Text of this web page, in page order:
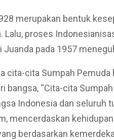
merupakan bentuk
Lalu, proses
Juanda pada 1957
cita-cita Sumpah
bangsa, “Cita-cita
Indonesia dan seluruh
mencerdaskan
berdasarkan